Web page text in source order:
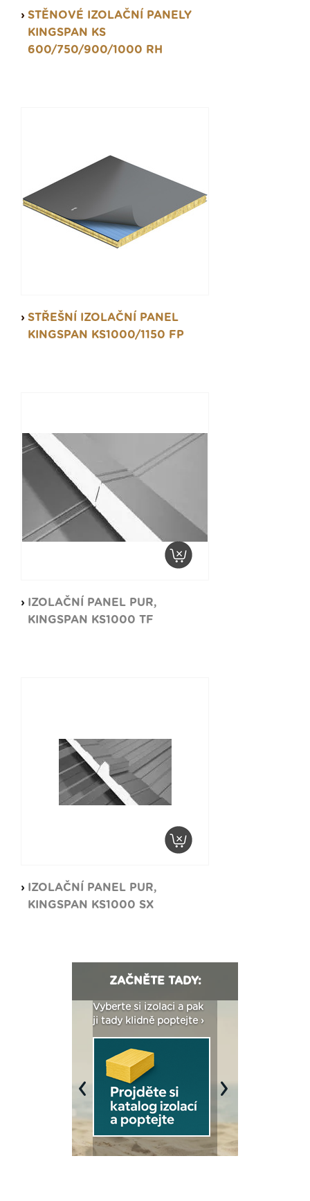
STĚNOVÉ IZOLAČNÍ PANELY
KINGSPAN KS
600/750/900/1000 RH
STŘEŠNÍ IZOLAČNÍ PANEL
KINGSPAN KS1000/1150 FP
IZOLAČNÍ PANEL PUR,
KINGSPAN KS1000 TF
IZOLAČNÍ PANEL PUR,
KINGSPAN KS1000 SX
ZAČNĚTE TADY:
Vyberte si izolaci a pak
ji tady klidně poptejte ›
Previous Next